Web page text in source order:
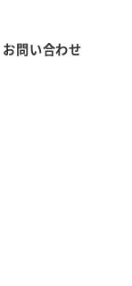
お問い合わせ